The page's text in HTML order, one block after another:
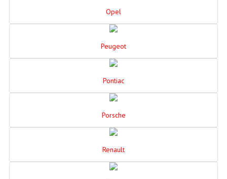
Opel
Peugeot
Pontiac
Porsche
Renault